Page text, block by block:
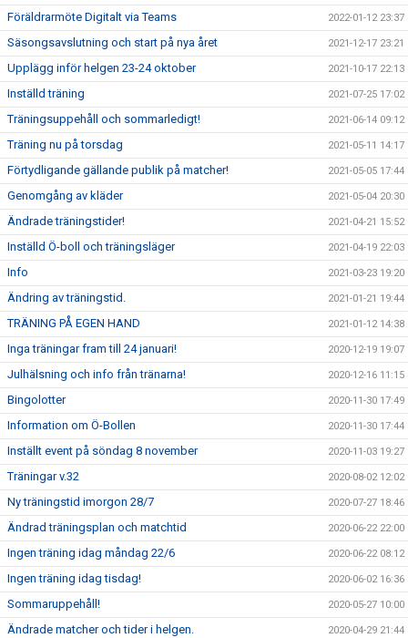
Föräldrarmöte Digitalt via Teams 2022-01-12 23:37
Säsongsavslutning och start på nya året 2021-12-17 23:21
Upplägg inför helgen 23-24 oktober 2021-10-17 22:13
Inställd träning 2021-07-25 17:02
Träningsuppehåll och sommarledigt! 2021-06-14 09:12
Träning nu på torsdag 2021-05-11 14:17
Förtydligande gällande publik på matcher! 2021-05-05 17:44
Genomgång av kläder 2021-05-04 20:30
Ändrade träningstider! 2021-04-21 15:52
Inställd Ö-boll och träningsläger 2021-04-19 22:03
Info 2021-03-23 19:20
Ändring av träningstid. 2021-01-21 19:44
TRÄNING PÅ EGEN HAND 2021-01-12 14:38
Inga träningar fram till 24 januari! 2020-12-19 19:07
Julhälsning och info från tränarna! 2020-12-16 11:15
Bingolotter 2020-11-30 17:49
Information om Ö-Bollen 2020-11-30 17:44
Inställt event på söndag 8 november 2020-11-03 19:27
Träningar v.32 2020-08-02 12:02
Ny träningstid imorgon 28/7 2020-07-27 18:46
Ändrad träningsplan och matchtid 2020-06-22 22:00
Ingen träning idag måndag 22/6 2020-06-22 08:12
Ingen träning idag tisdag! 2020-06-02 16:36
Sommaruppehåll! 2020-05-27 10:00
Ändrade matcher och tider i helgen. 2020-04-29 21:44